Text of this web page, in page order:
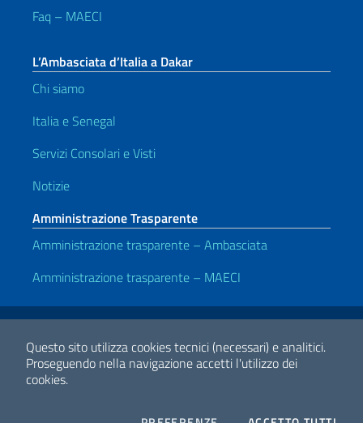
Questo sito utilizza cookies tecnici (necessari) e analitici.
Proseguendo nella navigazione accetti l'utilizzo dei
cookies.
Faq – MAECI
L’Ambasciata d’Italia a Dakar
Chi siamo
Italia e Senegal
Servizi Consolari e Visti
Notizie
Amministrazione Trasparente
Amministrazione trasparente – Ambasciata
Amministrazione trasparente – MAECI
Link Utili